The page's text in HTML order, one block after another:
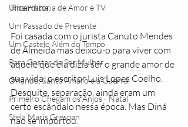
Uma História de Amor e TV
Um Passado de Presente
Um Castelo Além do Tempo
Para Gostar de Ser Mulher
Orlando, Santo Amaro e a Guerra
Primeiro Chegam os Anjos - Natal
Stela Maris Grespan
Ricardina.
Foi casada com o jurista Canuto Mendes
de Almeida mas deixou-o para viver com
aquele que ela dizia ser o grande amor de
sua vida: o escritor Luis Lopes Coelho.
Desquite, separação, ainda eram um
certo escândalo nessa época. Mas Diná
não se importou.